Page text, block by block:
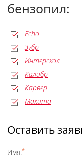
бензопил:
Echo
Зубр
Интерскол
Калибр
Карвер
Макита
Оставить
Имя:*